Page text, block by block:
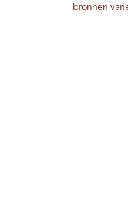
bronnen